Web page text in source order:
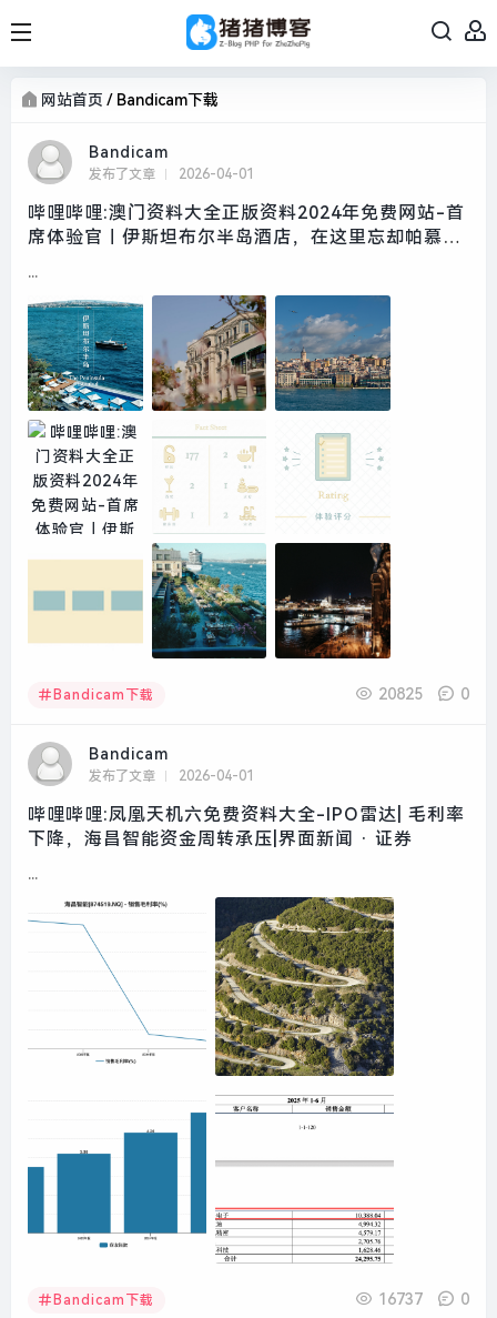
网站首页 / Bandicam下载
Bandicam
发布了文章 2026-04-01
哔哩哔哩:澳门资料大全正版资料2024年免费网站-首
席体验官｜伊斯坦布尔半岛酒店，在这里忘却帕慕克
...
Bandicam下载 20825 0
Bandicam
发布了文章 2026-04-01
哔哩哔哩:凤凰天机六免费资料大全-IPO雷达| 毛利率
下降，海昌智能资金周转承压|界面新闻 · 证券
...
Bandicam下载 16737 0